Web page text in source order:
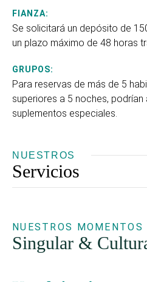
FIANZA:
Se solicitará un depósito de
un plazo máximo de 48 horas
GRUPOS:
Para reservas de más de 5
superiores a 5 noches,
suplementos especiales.
NUESTROS
Servicios
NUESTROS MOMENTOS
Singular &